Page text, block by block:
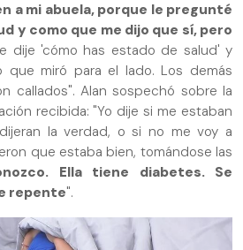
a mi abuela, porque le pregunté
y como que me dijo que sí, pero
dije 'cómo has estado de salud' y
que miró para el lado. Los demás
callados". Alan sospechó sobre la
recibida: "Yo dije si me estaban
la verdad, o si no me voy a
que estaba bien, tomándose las
Ella tiene diabetes. Se
repente".